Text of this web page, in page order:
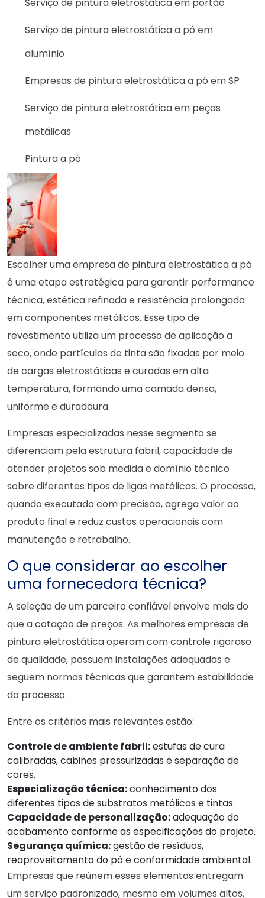
Serviço de pintura eletrostática a pó em
alumínio
Empresas de pintura eletrostática a pó em SP
Serviço de pintura eletrostática em peças
metálicas
Pintura a pó
Escolher uma empresa de pintura eletrostática a pó
é uma etapa estratégica para garantir performance
técnica, estética refinada e resistência prolongada
em componentes metálicos. Esse tipo de
revestimento utiliza um processo de aplicação a
seco, onde partículas de tinta são fixadas por meio
de cargas eletrostáticas e curadas em alta
temperatura, formando uma camada densa,
uniforme e duradoura.
Empresas especializadas nesse segmento se
diferenciam pela estrutura fabril, capacidade de
atender projetos sob medida e domínio técnico
sobre diferentes tipos de ligas metálicas. O processo,
quando executado com precisão, agrega valor ao
produto final e reduz custos operacionais com
manutenção e retrabalho.
O que considerar ao escolher
uma fornecedora técnica?
A seleção de um parceiro confiável envolve mais do
que a cotação de preços. As melhores empresas de
pintura eletrostática operam com controle rigoroso
de qualidade, possuem instalações adequadas e
seguem normas técnicas que garantem estabilidade
do processo.
Entre os critérios mais relevantes estão:
Controle de ambiente fabril:estufas de cura
calibradas, cabines pressurizadas e separação de
cores.
Especialização técnica:conhecimento dos
diferentes tipos de substratos metálicos e tintas.
Capacidade de personalização:adequação do
acabamento conforme as especificações do projeto.
Segurança química:gestão de resíduos,
reaproveitamento do pó e conformidade ambiental.
Empresas que reúnem esses elementos entregam
um serviço padronizado, mesmo em volumes altos,